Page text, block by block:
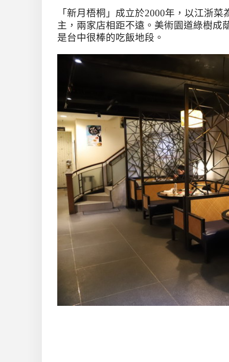
「新月梧桐」成立於2000年，以江浙菜
主，兩家店相距不遠。美術園道綠樹成
是台中很棒的吃飯地段。